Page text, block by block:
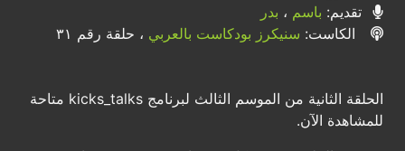
تقديم: باسم ، بدر
الكاست: سنيكرز بودكاست بالعربي ، حلقة رقم ٣١
الحلقة الثانية من الموسم الثالث لبرنامج kicks_talks متاحة
للمشاهدة الآن.